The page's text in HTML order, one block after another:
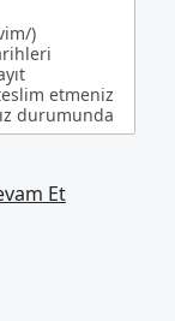
)
etmeniz
durumunda
ve bu
Et